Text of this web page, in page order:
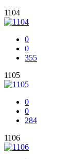
1104
0
0
355
1105
0
0
284
1106